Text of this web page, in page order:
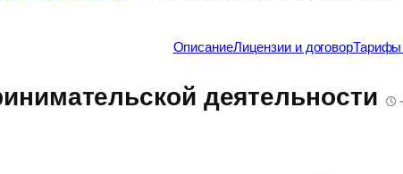
ОписаниеЛицензии и договорТарифы
деятельности